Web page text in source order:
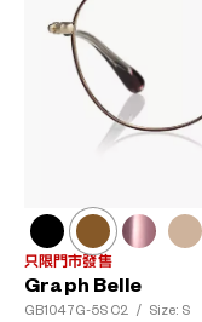
只限門市發售
Graph Belle
GB1047G-5S C2 / Size: S